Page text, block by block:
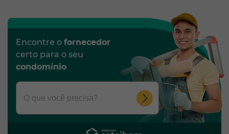
Encontre o fornecedor
certo para o seu
condomínio